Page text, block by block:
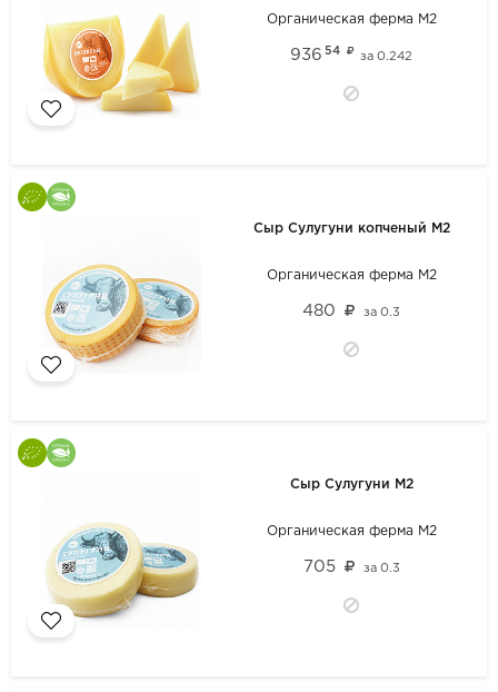
Органическая ферма М2
936 54 за0.242
Сыр Сулугуни копченый М2
Органическая ферма М2
480 за0.3
Сыр Сулугуни М2
Органическая ферма М2
705 за 0.3